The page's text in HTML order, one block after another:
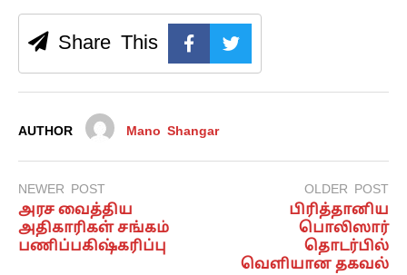
Share This
AUTHOR Mano Shangar
NEWER POST
அரச வைத்திய
அதிகாரிகள் சங்கம்
பணிப்பகிஷ்கரிப்பு
OLDER POST
பிரித்தானிய
பொலிஸார்
தொடர்பில்
வெளியான தகவல்